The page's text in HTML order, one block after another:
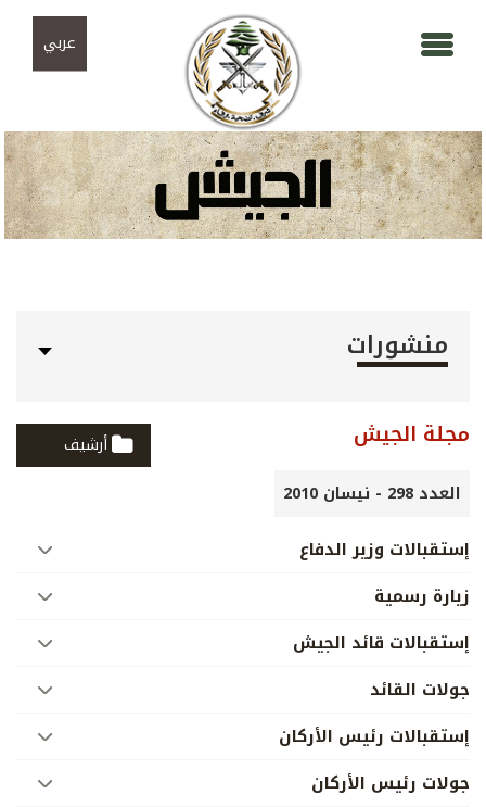
عربي
منشورات
مجلة الجيش
أرشيف
العدد 298 - نيسان 2010
إستقبالات وزير الدفاع
زيارة رسمية
إستقبالات قائد الجيش
جولات القائد
إستقبالات رئيس الأركان
جولات رئيس الأركان